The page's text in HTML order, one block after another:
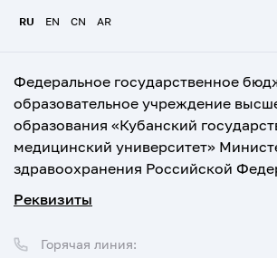
RU EN CN AR
Федеральное государственное
образовательное учреждение
образования «Кубанский
медицинский университет»
здравоохранения Российской
Реквизиты
Горячая линия: